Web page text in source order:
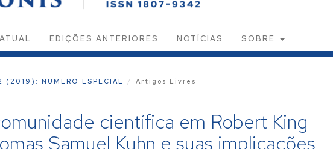
EDIÇÕES ANTERIORES NOTÍCIAS SOBRE
(2019): NUMERO ESPECIAL / Artigos Livres
científica em Robert King
Samuel Kuhn e suas implicações